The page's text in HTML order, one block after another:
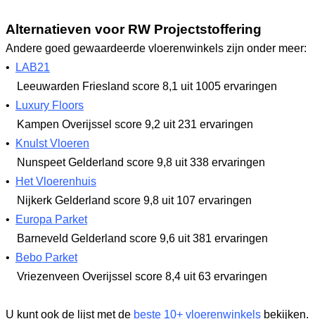
Alternatieven voor RW Projectstoffering
Andere goed gewaardeerde vloerenwinkels zijn onder meer:
•
LAB21
Leeuwarden Friesland score 8,1 uit 1005 ervaringen
•
Luxury Floors
Kampen Overijssel score 9,2 uit 231 ervaringen
•
Knulst Vloeren
Nunspeet Gelderland score 9,8 uit 338 ervaringen
•
Het Vloerenhuis
Nijkerk Gelderland score 9,8 uit 107 ervaringen
•
Europa Parket
Barneveld Gelderland score 9,6 uit 381 ervaringen
•
Bebo Parket
Vriezenveen Overijssel score 8,4 uit 63 ervaringen
U kunt ook de lijst met de beste 10+ vloerenwinkels bekijken.